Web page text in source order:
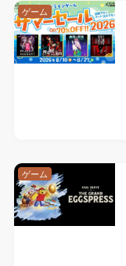
ゲーム
ゲーム